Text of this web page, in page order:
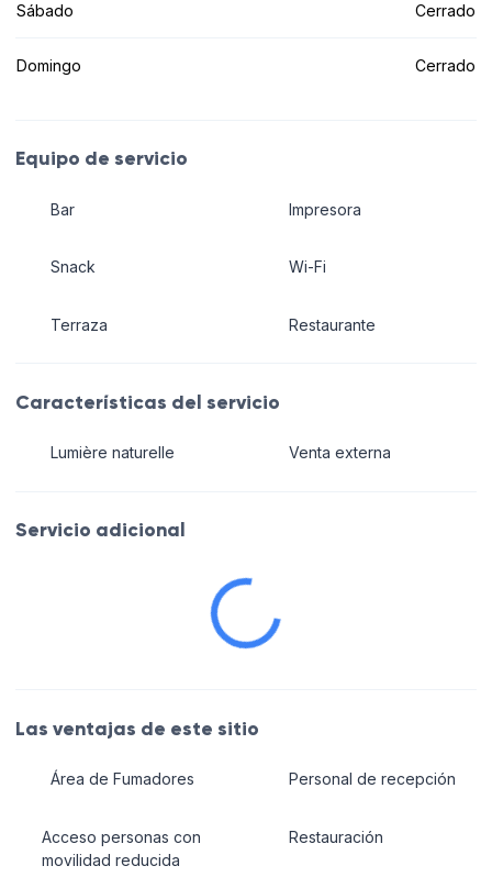
Sábado Cerrado
Domingo Cerrado
Equipo de servicio
Bar
Snack
Terraza
Impresora
Wi-Fi
Restaurante
Características del servicio
Lumière naturelle Venta externa
Servicio adicional
Las ventajas de este sitio
Área de Fumadores
Acceso personas con
movilidad reducida
Personal de recepción
Restauración